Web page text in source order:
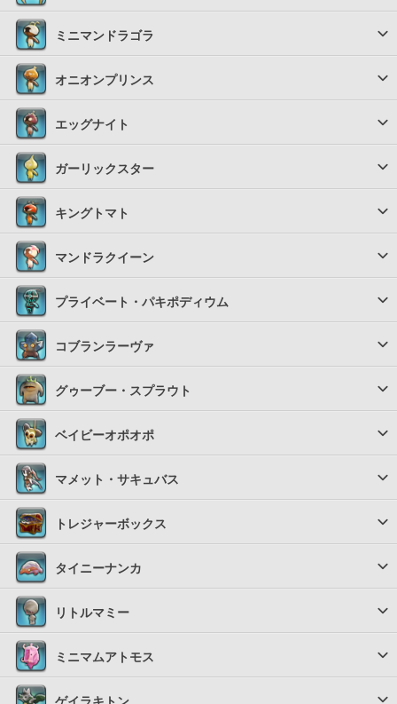
ミニマンドラゴラ
オニオンプリンス
エッグナイト
ガーリックスター
キングトマト
マンドラクイーン
プライベート・パキポディウム
コブランラーヴァ
グゥーブー・スプラウト
ベイビーオポオポ
マメット・サキュバス
トレジャーボックス
タイニーナンカ
リトルマミー
ミニマムアトモス